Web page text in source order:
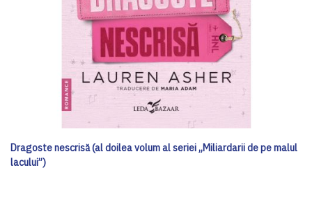
Dragoste nescrisă (al doilea volum al seriei „Miliardarii de pe malul
lacului”)